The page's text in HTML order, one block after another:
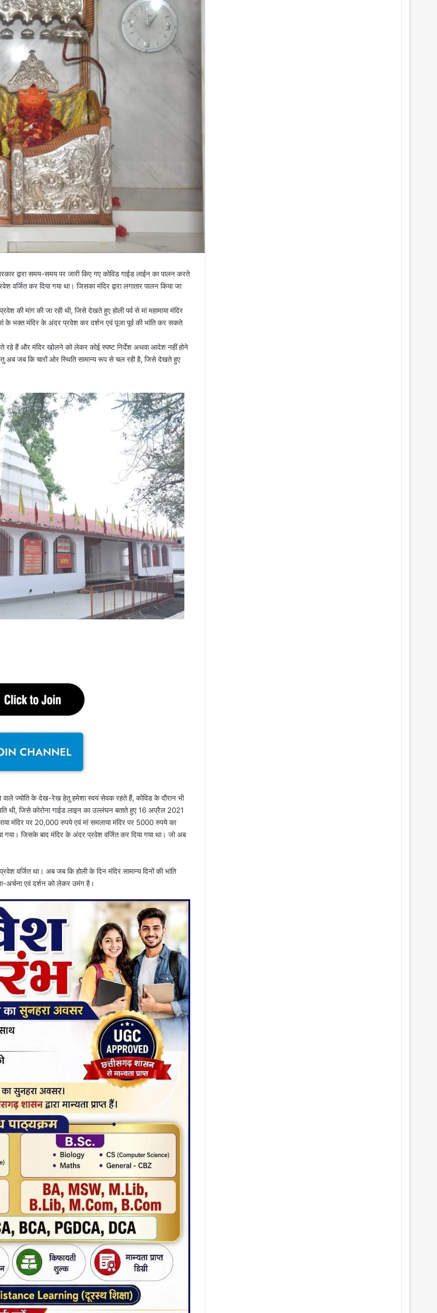
द्वारा समय-समय पर जारी किए गए कोविड गाईड लाईन का पालन करते
वर्जित कर दिया गया था। जिसका मंदिर द्वारा लगातार पालन किया जा
की मांग की जा रही थी, जिसे देखते हुए होली पर्व से मां महामाया मंदिर
के भक्त मंदिर के अंदर प्रवेश कर दर्शन एवं पूजा पूर्व की भांति कर सकते
रहे हैं और मंदिर खोलने को लेकर कोई स्पष्ट निर्देश अथवा आदेश नहीं होने
अब जब कि चारों ओर स्थिति सामान्य रूप से चल रही है, जिसे देखते हुए
वाले ज्योति के देख-रेख हेतु हमेशा स्वयं सेवक रहते हैं, कोविड के दौरान भी
थी, जिसे कोरोना गाईड लाइन का उल्लंघन बताते हुए 16 अप्रैल 2021
मंदिर पर 20,000 रुपये एवं मां समलाया मंदिर पर 5000 रुपये का
गया। जिसके बाद मंदिर के अंदर प्रवेश वर्जित कर दिया गया था। जो अब
वर्जित था। अब जब कि होली के दिन मंदिर सामान्य दिनों की भांति
अर्चना एवं दर्शन को लेकर उमंग है।